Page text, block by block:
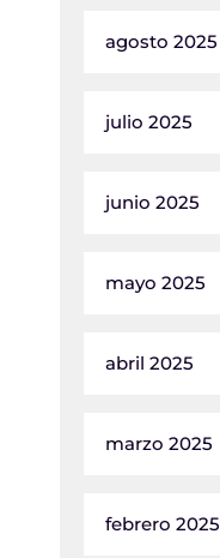
agosto 2025
julio 2025
junio 2025
mayo 2025
abril 2025
marzo 2025
febrero 2025